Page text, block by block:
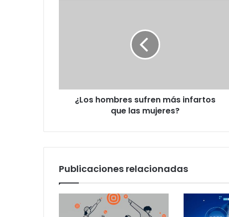
¿Los hombres sufren más infartos
que las mujeres?
Publicaciones relacionadas